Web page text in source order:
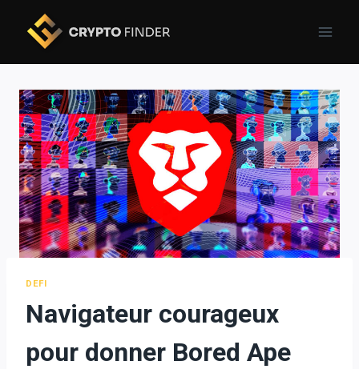
content
DEFI
Navigateur courageux
pour donner Bored Ape